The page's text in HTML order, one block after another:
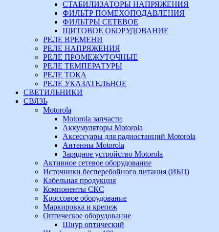
СТАБИЛИЗАТОРЫ НАПРЯЖЕНИЯ
ФИЛЬТР ПОМЕХОПОДАВЛЕНИЯ
ФИЛЬТРЫ СЕТЕВОЕ
ЩИТОВОЕ ОБОРУДОВАНИЕ
РЕЛЕ ВРЕМЕНИ
РЕЛЕ НАПРЯЖЕНИЯ
РЕЛЕ ПРОМЕЖУТОЧНЫЕ
РЕЛЕ ТЕМПЕРАТУРЫ
РЕЛЕ ТОКА
РЕЛЕ УКАЗАТЕЛЬНОЕ
СВЕТИЛЬНИКИ
СВЯЗЬ
Motorola
Motorola запчасти
Аккумуляторы Motorola
Аксессуары для радиостанций Motorola
Антенны Motorola
Зарядное устройство Motorola
Активное сетевое оборудование
Источники бесперебойного питания (ИБП)
Кабельная продукция
Компоненты СКС
Кроссовое оборудование
Маркировка и крепеж
Оптическое оборудование
Шнур оптический